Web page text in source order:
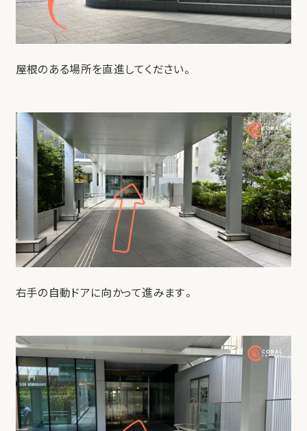
屋根のある場所を直進してください。
右手の自動ドアに向かって進みます。